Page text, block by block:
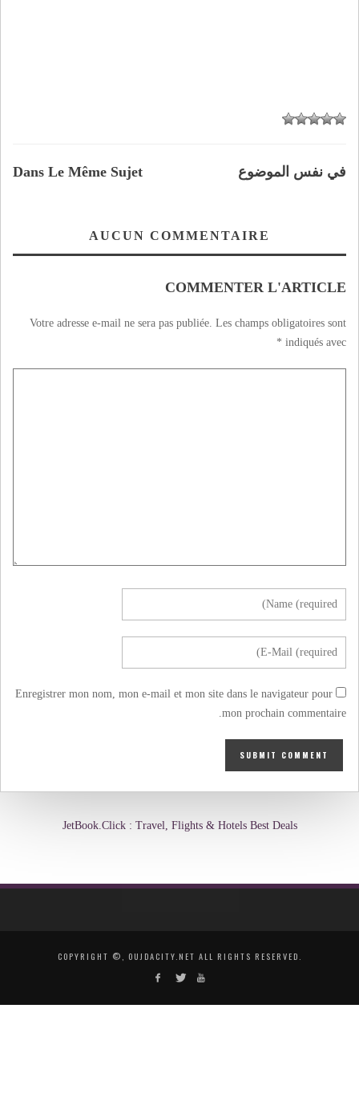
Dans Le Même Sujet في نفس الموضوع
AUCUN COMMENTAIRE
COMMENTER L'ARTICLE
Votre adresse e-mail ne sera pas publiée. Les champs obligatoires sont
indiqués avec
*
Enregistrer mon nom, mon e-mail et mon site dans le navigateur pour
mon prochain commentaire.
JetBook.Click : Travel, Flights & Hotels Best Deals
COPYRIGHT ©, OUJDACITY.NET ALL RIGHTS RESERVED.